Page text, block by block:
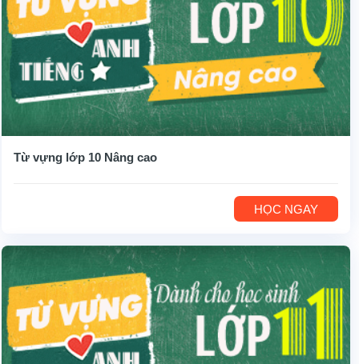
Từ vựng lớp 10 Nâng cao
HỌC NGAY